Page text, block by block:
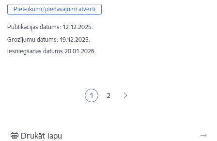
Pieteikumi/piedāvājumi atvērti
Publikācijas datums: 12.12.2025.
Grozījumu datums: 19.12.2025.
Iesniegšanas datums 20.01.2026.
Pašreizējā lapa
1 Lapa
2
Drukāt lapu